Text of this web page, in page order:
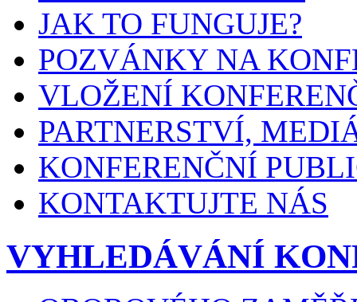
JAK TO FUNGUJE?
POZVÁNKY NA
VLOŽENÍ
PARTNERSTVÍ,
KONFERENČNÍ
KONTAKTUJTE NÁS
VYHLEDÁVÁNÍ